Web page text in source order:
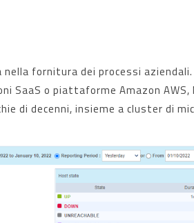
fornitura dei processi
SaaS o piattaforme Amazon
di decenni, insieme a cluster di